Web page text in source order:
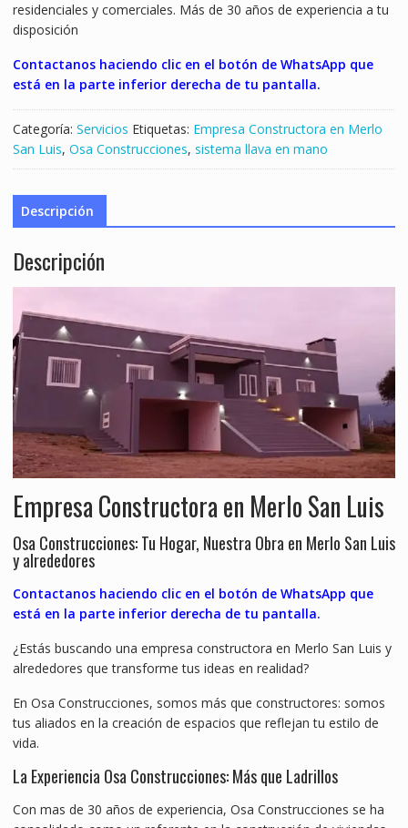
residenciales y comerciales. Más de 30 años de experiencia a tu
disposición
Contactanos haciendo clic en el botón de WhatsApp que
está en la parte inferior derecha de tu pantalla.
Categoría: Servicios Etiquetas: Empresa Constructora en Merlo
San Luis, Osa Construcciones, sistema llava en mano
Descripción
Descripción
Empresa Constructora en Merlo San Luis
Osa Construcciones: Tu Hogar, Nuestra Obra en Merlo San Luis
y alrededores
Contactanos haciendo clic en el botón de WhatsApp que
está en la parte inferior derecha de tu pantalla.
¿Estás buscando una empresa constructora en Merlo San Luis y
alrededores que transforme tus ideas en realidad?
En Osa Construcciones, somos más que constructores: somos
tus aliados en la creación de espacios que reflejan tu estilo de
vida.
La Experiencia Osa Construcciones: Más que Ladrillos
Con mas de 30 años de experiencia, Osa Construcciones se ha